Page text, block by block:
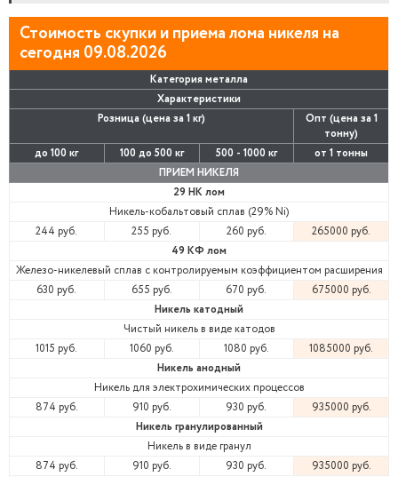
Стоимость скупки и приема лома никеля на
сегодня 09.08.2026
Категория металла
Характеристики
Розница (цена за 1 кг)
Опт (цена за 1
тонну)
до 100 кг
100 до 500 кг 500 - 1000 кг
от 1 тонны
ПРИЕМ НИКЕЛЯ
29 НК лом
Никель-кобальтовый сплав (29% Ni)
244 руб.
255 руб. 260 руб.
265000 руб.
49 КФ лом
Железо-никелевый сплав с контролируемым коэффициентом расширения
630 руб.
655 руб. 670 руб.
675000 руб.
Никель катодный
Чистый никель в виде катодов
1015 руб.
1060 руб. 1080 руб.
1085000 руб.
Никель анодный
Никель для электрохимических процессов
874 руб.
910 руб. 930 руб.
935000 руб.
Никель гранулированный
Никель в виде гранул
874 руб.
910 руб. 930 руб. 935000 руб.